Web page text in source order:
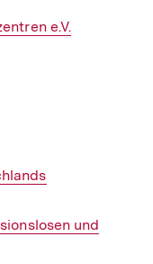
e.V.
und